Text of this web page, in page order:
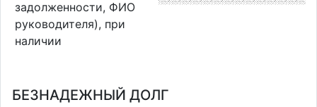
задолженности, ФИО
руководителя), при
наличии
БЕЗНАДЕЖНЫЙ ДОЛГ